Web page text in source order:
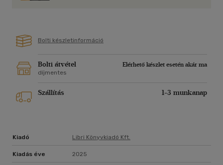
Bolti készletinformáció
Bolti átvétel
Elérhető készlet esetén akár ma
díjmentes
Szállítás 1-3 munkanap
Kiadó Libri Könyvkiadó Kft.
Kiadás éve 2025